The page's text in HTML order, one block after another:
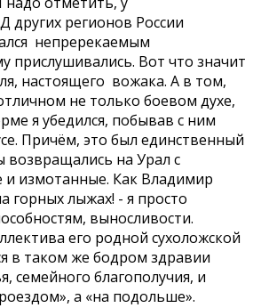
других регионов России
непререкаемым
прислушивались. Вот что значит
настоящего вожака. А в том,
не только боевом духе,
я убедился, побывав с ним
Причём, это был единственный
возвращались на Урал с
и измотанные. Как Владимир
горных лыжах! - я просто
выносливости.
его родной сухоложской
в таком же бодром здравии
семейного благополучия, и
а «на подольше».